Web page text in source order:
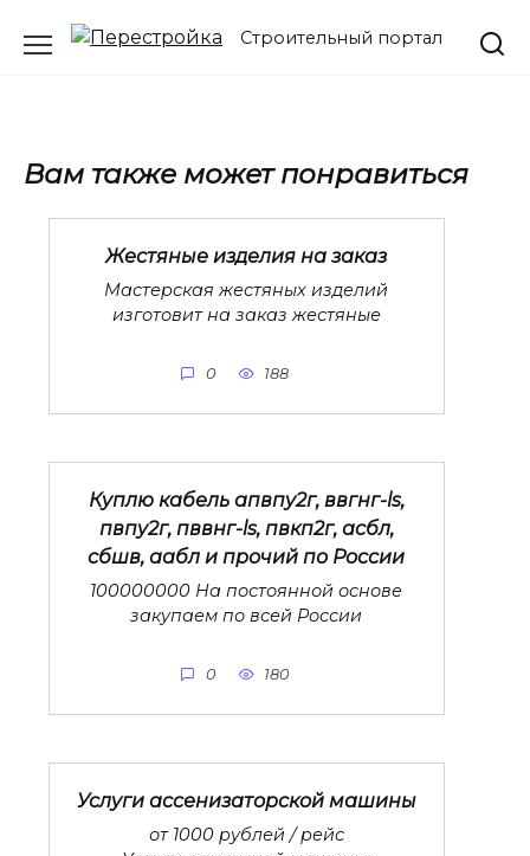
Строительный портал
Вам также может понравиться
Жестяные изделия на заказ
Мастерская жестяных изделий
изготовит на заказ жестяные
0 188
Куплю кабель апвпу2г, ввгнг-ls,
пвпу2г, пввнг-ls, пвкп2г, асбл,
сбшв, аабл и прочий по России
100000000 На постоянной основе
закупаем по всей России
0 180
Услуги ассенизаторской машины
от 1000 рублей / рейс